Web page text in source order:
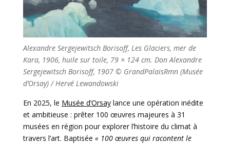
Alexandre Sergejewitsch Borisoff, Les Glaciers, mer de
Kara, 1906, huile sur toile, 79 × 124 cm. Don Alexandre
Sergejewitsch Borisoff, 1907 © GrandPalaisRmn (Musée
d’Orsay) / Hervé Lewandowski
En 2025, le Musée d’Orsaylance une opération inédite
et ambitieuse : prêter 100 œuvres majeures à 31
musées en région pour explorer l’histoire du climat à
travers l’art. Baptisée « 100 œuvres qui racontent le